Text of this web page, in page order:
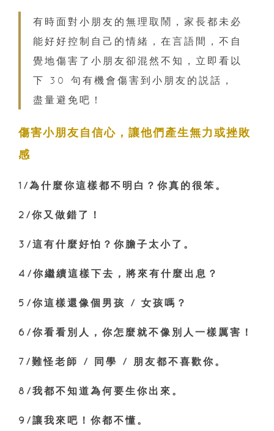
有時面對小朋友的無理取鬧，家長都未必
能好好控制自己的情緒，在言語間，不自
覺地傷害了小朋友卻混然不知，立即看以
下 30 句有機會傷害到小朋友的説話，
盡量避免吧！
傷害小朋友自信心，讓他們產生無力或挫敗
感
1/為什麼你這樣都不明白？你真的很笨。
2/你又做錯了！
3/這有什麼好怕？你膽子太小了。
4/你繼續這樣下去，將來有什麼出息？
5/你這樣還像個男孩 / 女孩嗎？
6/你看看別人，你怎麼就不像別人一樣厲害！
7/難怪老師 / 同學 / 朋友都不喜歡你。
8/我都不知道為何要生你出來。
9/讓我來吧！你都不懂。